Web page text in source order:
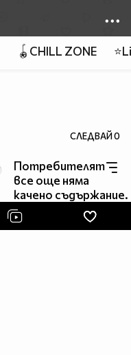
🪀CHILL ZONE
СЛЕДВАЙ0
Потребителят
все още няма
качено съдържание.